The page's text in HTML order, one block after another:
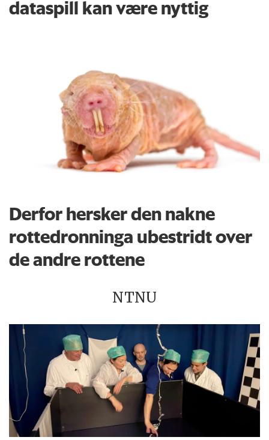
dataspill kan være nyttig
Derfor hersker den nakne
rottedronninga ubestridt over
de andre rottene
NTNU